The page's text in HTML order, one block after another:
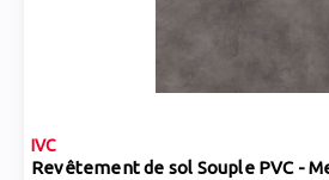
IVC
Revêtement de sol Souple PVC -